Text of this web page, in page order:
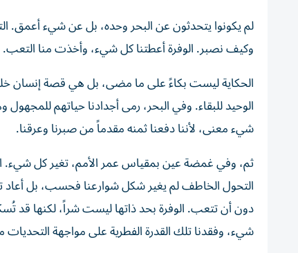
لم يكونوا يتحدثون عن البحر وحده، بل عن شيء أعمق.
وكيف نصبر. الوفرة أعطتنا كل شيء، وأخذت منا التعب.
الحكاية ليست بكاءً على ما مضى، بل هي قصة إنسان
الوحيد للبقاء. وفي البحر، رمى أجدادنا حياتهم
شيء معنى، لأننا دفعنا ثمنه مقدماً من صبرنا وعرقنا.
ثم، وفي غمضة عين بمقياس عمر الأمم، تغير كل شيء.
التحول الخاطف لم يغير شكل شوارعنا فحسب، بل أعاد
دون أن تتعب. الوفرة بحد ذاتها ليست شراً، لكنها قد
شيء، وفقدنا تلك القدرة الفطرية على مواجهة